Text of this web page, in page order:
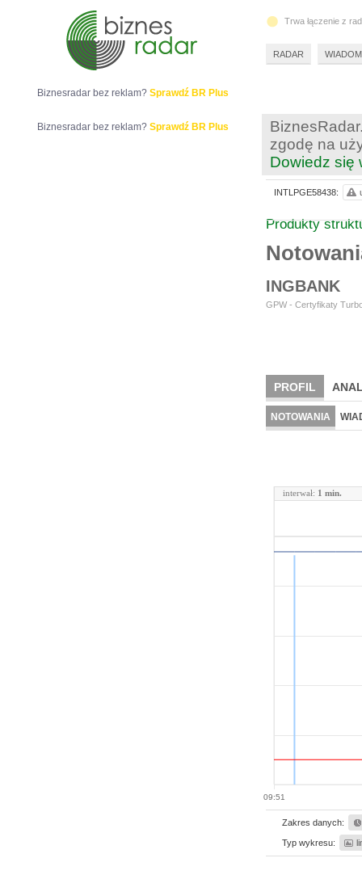
zgodę na
Dowiedz się
Produkty
INGBANK
GPW - Certyfikaty
PROFIL
NOTOWANIA
09:51
interwał: 1 min.
Zakres danych:
Typ wykresu:
INTLPGE58438:
Biznesradar bez reklam? Sprawdź BR Plus
Biznesradar bez reklam? Sprawdź BR Plus
Trwa łączenie z
RADAR